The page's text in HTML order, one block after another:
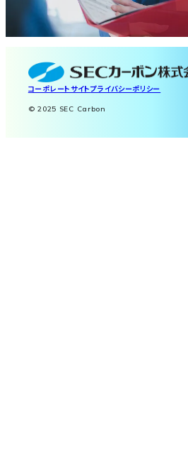
コーポレートサイトプライバシーポリシー
© 2025 SEC Carbon